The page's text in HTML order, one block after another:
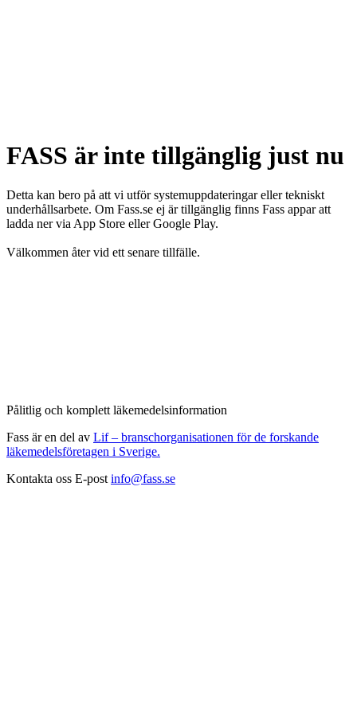
FASS är inte tillgänglig just nu
Detta kan bero på att vi utför systemuppdateringar eller tekniskt
underhållsarbete. Om Fass.se ej är tillgänglig finns Fass appar att
ladda ner via App Store eller Google Play.
Välkommen åter vid ett senare tillfälle.
Pålitlig och komplett läkemedelsinformation
Fass är en del av Lif – branschorganisationen för de forskande
läkemedelsföretagen i Sverige.
Kontakta oss E-post info@fass.se